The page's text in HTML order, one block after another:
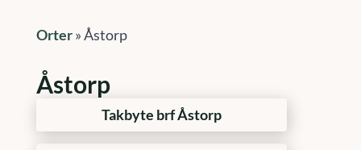
Orter»Åstorp
Åstorp
Takbyte brf Åstorp